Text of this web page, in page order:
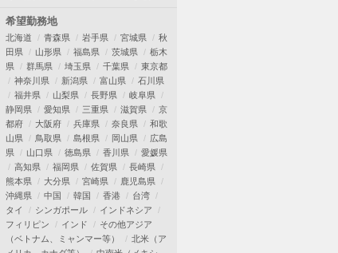
希望勤務地
北海道 青森県 岩手県 宮城県
秋
田県
山形県 福島県 茨城県
栃木
県
群馬県 埼玉県 千葉県
東京都
神奈川県
新潟県 富山県
石川県
福井県
山梨県 長野県
岐阜県
静岡県
愛知県 三重県 滋賀県
京
都府
大阪府 兵庫県 奈良県
和歌
山県
鳥取県 島根県 岡山県
広島
県
山口県 徳島県 香川県
愛媛県
高知県
福岡県 佐賀県
長崎県
熊本県
大分県 宮崎県
鹿児島県
沖縄県
中国 韓国 香港
台湾
タイ
シンガポール
インドネシア
フィリピン
インド
その他アジア
（ベトナム、ミャンマー等）
北米（ア